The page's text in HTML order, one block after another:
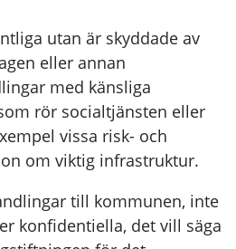
utan är skyddade av
eller annan
med känsliga
rör socialtjänsten eller
vissa risk- och
om viktig infrastruktur.
till kommunen, inte
konfidentiella, det vill säga